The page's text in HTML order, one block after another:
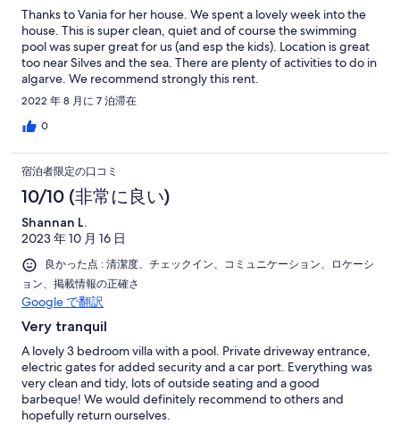
満Thanks to Vania for her house. We spent a lovely week into the
house. This is super clean, quiet and of course the swimming
pool was super great for us (and esp the kids). Location is great
too near Silves and the sea. There are plenty of activities to do in
algarve. We recommend strongly this rent.
2022 年 8 月に 7 泊滞在
0
宿泊者限定の口コミ
10/10 (非常に良い)
Shannan L.
2023 年 10 月 16 日
良かった点 : 清潔度、チェックイン、コミュニケーション、ロケーシ
ョン、掲載情報の正確さ
Google で翻訳
Very tranquil
A lovely 3 bedroom villa with a pool. Private driveway entrance,
electric gates for added security and a car port. Everything was
very clean and tidy, lots of outside seating and a good
barbeque! We would definitely recommend to others and
hopefully return ourselves.